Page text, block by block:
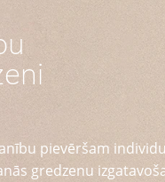
pievēršam
gredzenu